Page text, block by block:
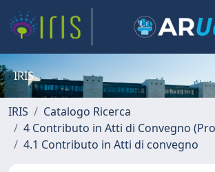
IRIS
IRIS
Catalogo Ricerca
4 Contributo in Atti di Convegno
4.1 Contributo in Atti di convegno